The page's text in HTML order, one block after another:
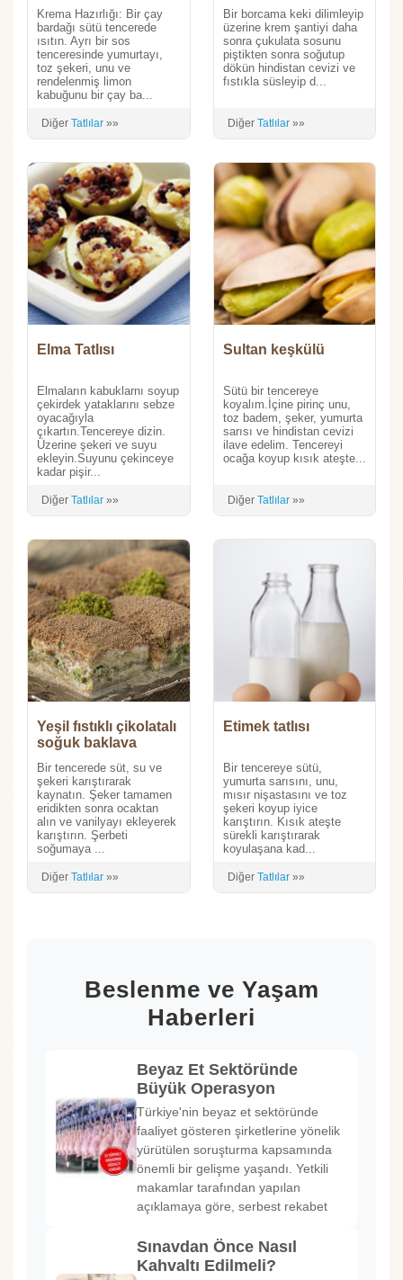
Krema Hazırlığı: Bir çay
bardağı sütü tencerede
ısıtın. Ayrı bir sos
tenceresinde yumurtayı,
toz şekeri, unu ve
rendelenmiş limon
kabuğunu bir çay ba...
Diğer Tatlılar »»
Bir borcama keki dilimleyip
üzerine krem şantiyi daha
sonra çukulata sosunu
piştikten sonra soğutup
dökün hindistan cevizi ve
fıstıkla süsleyip d...
Diğer Tatlılar»»
Elma Tatlısı
Elmaların kabuklarnı soyup
çekirdek yataklarını sebze
oyacağıyla
çıkartın.Tencereye dizin.
Üzerine şekeri ve suyu
ekleyin.Suyunu çekinceye
kadar pişir...
Diğer Tatlılar »»
Sultan keşkülü
Sütü bir tencereye
koyalım.İçine pirinç unu,
toz badem, şeker, yumurta
sarısı ve hindistan cevizi
ilave edelim. Tencereyi
ocağa koyup kısık ateşte...
Diğer Tatlılar»»
Yeşil fıstıklı çikolatalı
soğuk baklava
Bir tencerede süt, su ve
şekeri karıştırarak
kaynatın. Şeker tamamen
eridikten sonra ocaktan
alın ve vanilyayı ekleyerek
karıştırın. Şerbeti
soğumaya ...
Diğer Tatlılar »»
Etimek tatlısı
Bir tencereye sütü,
yumurta sarısını, unu,
mısır nişastasını ve toz
şekeri koyup iyice
karıştırın. Kısık ateşte
sürekli karıştırarak
koyulaşana kad...
Diğer Tatlılar»»
Beslenme ve Yaşam
Haberleri
Beyaz Et Sektöründe
Büyük Operasyon
Türkiye'nin beyaz et sektöründe
faaliyet gösteren şirketlerine yönelik
yürütülen soruşturma kapsamında
önemli bir gelişme yaşandı. Yetkili
makamlar tarafından yapılan
açıklamaya göre, serbest rekabet
Sınavdan Önce Nasıl
Kahvaltı Edilmeli?